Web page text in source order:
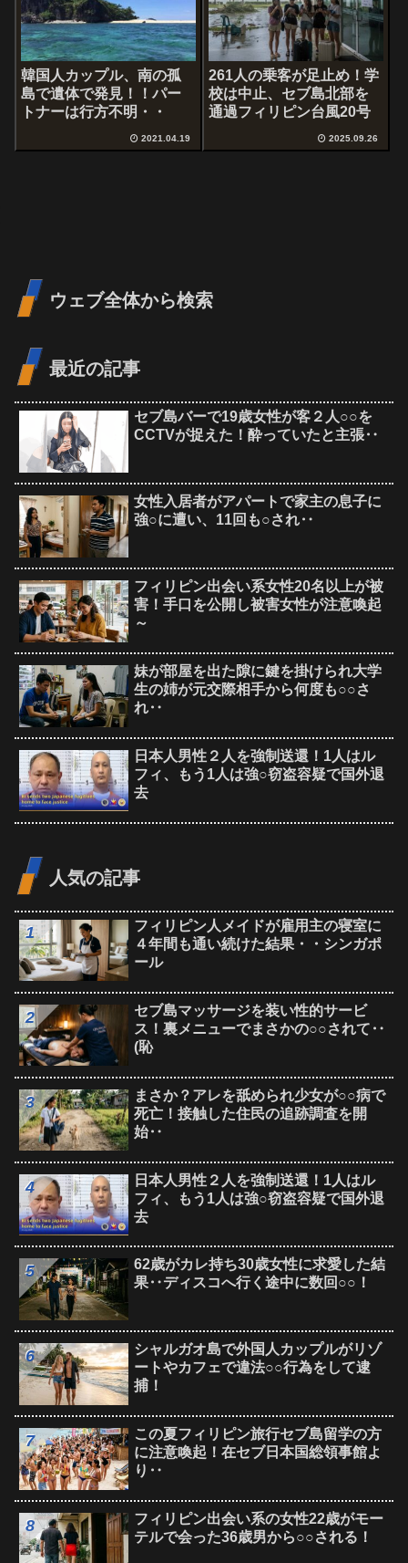
韓国人カップル、南の孤
島で遺体で発見！！パー
トナーは行方不明・・
2021.04.19
261人の乗客が足止め！学
校は中止、セブ島北部を
通過フィリピン台風20号
2025.09.26
ウェブ全体から検索
最近の記事
セブ島バーで19歳女性が客２人○○を
CCTVが捉えた！酔っていたと主張‥
女性入居者がアパートで家主の息子に
強○に遭い、11回も○され‥
フィリピン出会い系女性20名以上が被
害！手口を公開し被害女性が注意喚起
～
妹が部屋を出た隙に鍵を掛けられ大学
生の姉が元交際相手から何度も○○さ
れ‥
日本人男性２人を強制送還！1人はル
フィ、もう1人は強○窃盗容疑で国外退
去
人気の記事
フィリピン人メイドが雇用主の寝室に
４年間も通い続けた結果・・シンガポ
ール
セブ島マッサージを装い性的サービ
ス！裏メニューでまさかの○○されて‥
(恥
まさか？アレを舐められ少女が○○病で
死亡！接触した住民の追跡調査を開
始‥
日本人男性２人を強制送還！1人はル
フィ、もう1人は強○窃盗容疑で国外退
去
62歳がカレ持ち30歳女性に求愛した結
果‥ディスコへ行く途中に数回○○！
シャルガオ島で外国人カップルがリゾ
ートやカフェで違法○○行為をして逮
捕！
この夏フィリピン旅行セブ島留学の方
に注意喚起！在セブ日本国総領事館よ
り‥
フィリピン出会い系の女性22歳がモー
テルで会った36歳男から○○される！